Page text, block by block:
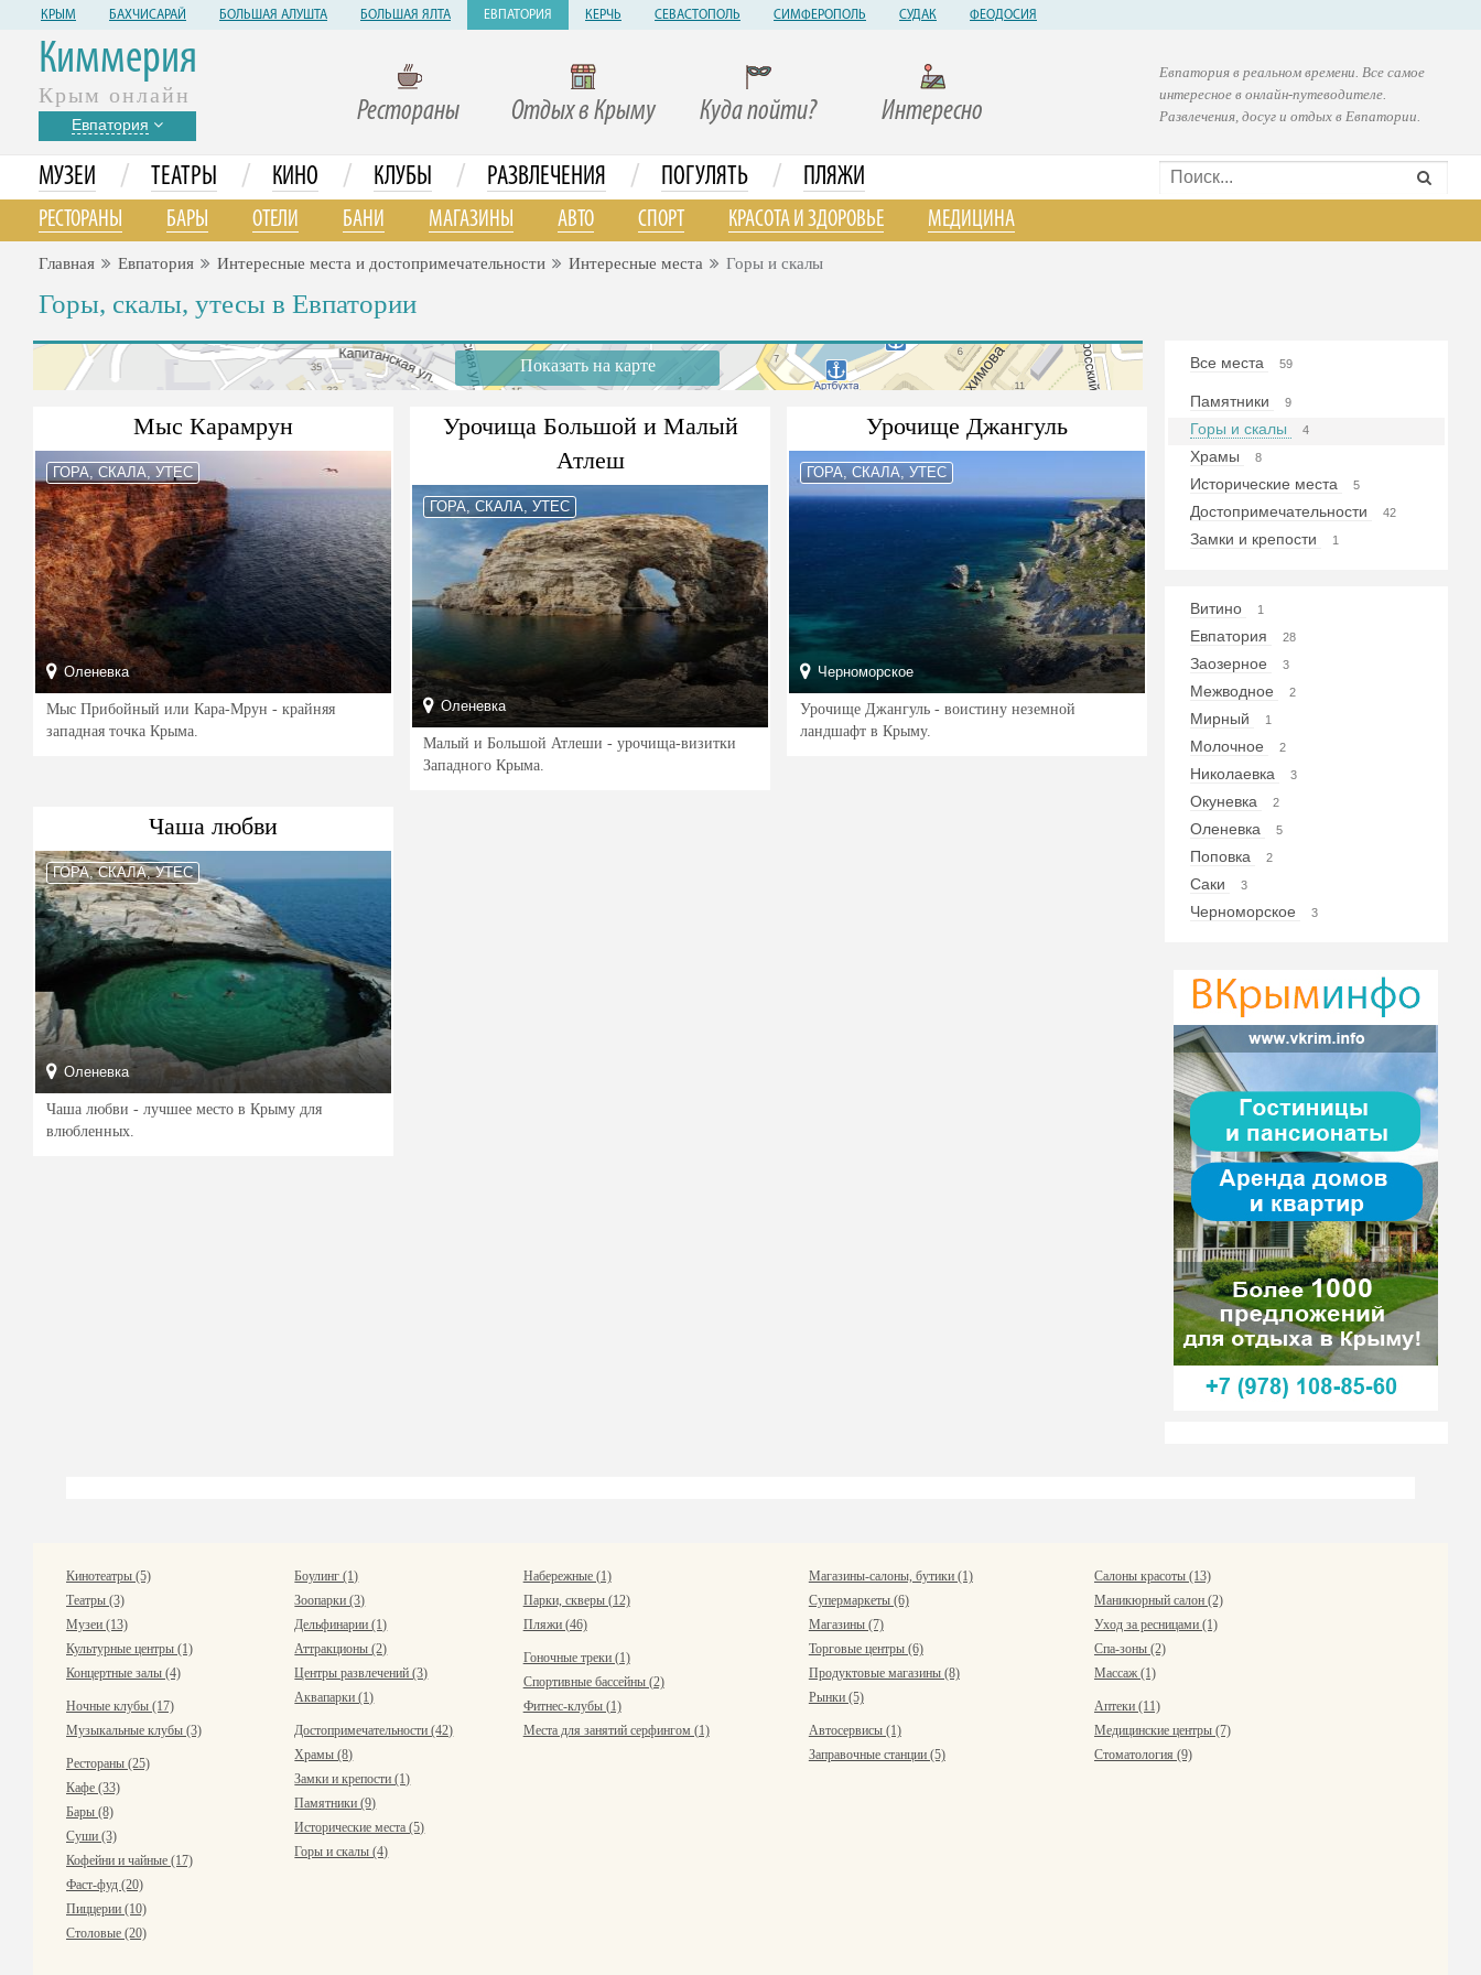
КРЫМ БАХЧИСАРАЙ БОЛЬШАЯ АЛУШТА БОЛЬШАЯ ЯЛТА ЕВПАТОРИЯ КЕРЧЬ СЕВАСТОПОЛЬ СИМФЕРОПОЛЬ СУДАК ФЕОДОСИЯ
Киммерия
Крым онлайн
Евпатория Рестораны Отдых в Крыму Куда пойти? Интересно
Евпатория в реальном времени. Все самое
интересное в онлайн-путеводителе.
Развлечения, досуг и отдых в Евпатории.
МУЗЕИ / ТЕАТРЫ / КИНО / КЛУБЫ / РАЗВЛЕЧЕНИЯ / ПОГУЛЯТЬ / ПЛЯЖИ
РЕСТОРАНЫ БАРЫ ОТЕЛИ БАНИ МАГАЗИНЫ АВТО СПОРТ КРАСОТА И ЗДОРОВЬЕ МЕДИЦИНА
Главная Евпатория Интересные места и достопримечательности Интересные места Горы и скалы
Горы, скалы, утесы в Евпатории
Показать на карте
Мыс Карамрун
ГОРА, СКАЛА, УТЕС
Оленевка
Мыс Прибойный или Кара-Мрун - крайняя
западная точка Крыма.
Урочища Большой и Малый
Атлеш
ГОРА, СКАЛА, УТЕС
Оленевка
Малый и Большой Атлеши - урочища-визитки
Западного Крыма.
Урочище Джангуль
ГОРА, СКАЛА, УТЕС
Черноморское
Урочище Джангуль - воистину неземной
ландшафт в Крыму.
Чаша любви
ГОРА, СКАЛА, УТЕС
Оленевка
Чаша любви - лучшее место в Крыму для
влюбленных.
Все места 59
Памятники 9
Горы и скалы 4
Храмы 8
Исторические места 5
Достопримечательности 42
Замки и крепости 1
Витино 1
Евпатория 28
Заозерное 3
Межводное 2
Мирный 1
Молочное 2
Николаевка 3
Окуневка 2
Оленевка 5
Поповка 2
Саки 3
Черноморское 3
Кинотеатры (5)
Театры (3)
Музеи (13)
Культурные центры (1)
Концертные залы (4)
Ночные клубы (17)
Музыкальные клубы (3)
Рестораны (25)
Кафе (33)
Бары (8)
Суши (3)
Кофейни и чайные (17)
Фаст-фуд (20)
Пиццерии (10)
Столовые (20)
Боулинг (1)
Зоопарки (3)
Дельфинарии (1)
Аттракционы (2)
Центры развлечений (3)
Аквапарки (1)
Достопримечательности (42)
Храмы (8)
Замки и крепости (1)
Памятники (9)
Исторические места (5)
Горы и скалы (4)
Набережные (1)
Парки, скверы (12)
Пляжи (46)
Гоночные треки (1)
Спортивные бассейны (2)
Фитнес-клубы (1)
Места для занятий серфингом (1)
Магазины-салоны, бутики (1)
Супермаркеты (6)
Магазины (7)
Торговые центры (6)
Продуктовые магазины (8)
Рынки (5)
Автосервисы (1)
Заправочные станции (5)
Салоны красоты (13)
Маникюрный салон (2)
Уход за ресницами (1)
Спа-зоны (2)
Массаж (1)
Аптеки (11)
Медицинские центры (7)
Стоматология (9)